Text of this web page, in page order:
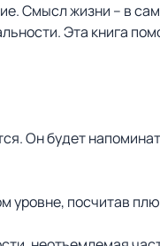
Смысл жизни – в
Эта книга
Он будет
уровне, посчитав